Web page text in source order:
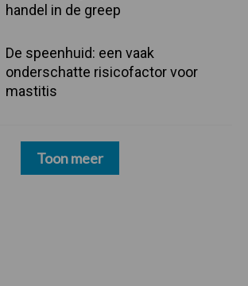
handel in de greep
De speenhuid: een vaak
onderschatte risicofactor voor
mastitis
Toon meer